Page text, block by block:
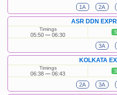
1A 2A
ASR DDN
Timings
05:50 06:30
3A
KOLKATA
Timings
06:38 06:43
2A 3A